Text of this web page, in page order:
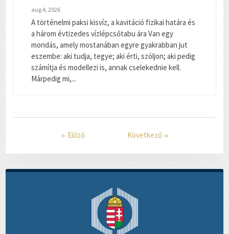
aug 4, 2026
A történelmi paksi kisvíz, a kavitáció fizikai határa és
a három évtizedes vízlépcsőtabu ára Van egy
mondás, amely mostanában egyre gyakrabban jut
eszembe: aki tudja, tegye; aki érti, szóljon; aki pedig
számítja és modellezi is, annak cselekednie kell.
Márpedig mi,...
← Előző Következő→